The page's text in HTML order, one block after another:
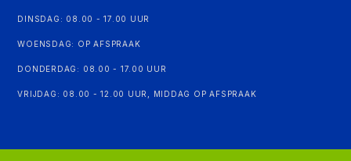
DINSDAG: 08.00 - 17.00 UUR
WOENSDAG: OP AFSPRAAK
DONDERDAG: 08.00 - 17.00 UUR
VRIJDAG: 08.00 - 12.00 UUR, MIDDAG OP AFSPRAAK